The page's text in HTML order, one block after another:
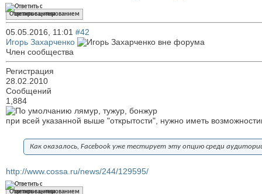
Ответить с цитированием
05.05.2016, 11:01 #42
Игорь Захарченко
Член сообщества
Регистрация
28.02.2010
Сообщений
1,884
лямур, тужур, бонжур
при всей указанной выше "открытости", нужно иметь
Как оказалось, Facebook уже тестирует эту опцию среди
http://www.cossa.ru/news/244/129595/
Ответить с цитированием